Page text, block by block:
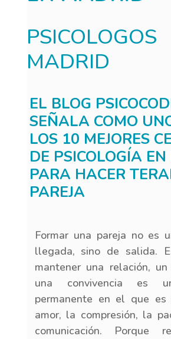
PSICOLOGOS
MADRID
EL BLOG
SEÑALA COMO
LOS 10 MEJORES
DE PSICOLOGÍA
PARA HACER
PAREJA
Formar una pareja no es
llegada, sino de salida.
mantener una relación,
una convivencia es
permanente en el que es
amor, la compresión, la
comunicación. Porque